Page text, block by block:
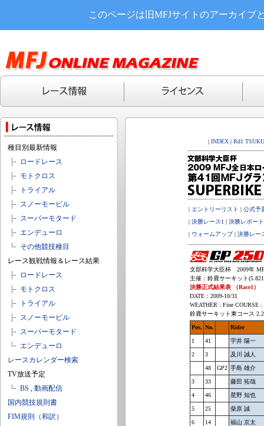
このページは旧MFJサイトのアーカイブ
種目別最新情報
ロードレース
モトクロス
トライアル
スノーモービル
スーパーモタード
エンデューロ
その他競技種目
レース観戦情報＆レース結果
ロードレース
モトクロス
トライアル
スノーモービル
スーパーモタード
エンデューロ
レースカレンダー検索
TV放送予定
BS , 動画配信
国内競技規則書
FIM規則（和訳）
| INDEX | Rd1
| エントリーリスト | 公式予
| 決勝レース1 | 決勝レポー
| ウォームアップ| 決勝レー
文部科学大臣杯 2009年
主催：鈴鹿サーキット
決勝正式結果表 （Race1）
DATE：2009-10/31
WEATHER : Fine COURSE :
鈴鹿サーキット東コース
Pos. No. Rider
1 41 宇井 陽一
2 3 及川 誠人
48 GP2 手島 雄介
3 33 藤田 拓哉
4 46 星野 知也
5 25 柴原 誠
6 14 福山 京太